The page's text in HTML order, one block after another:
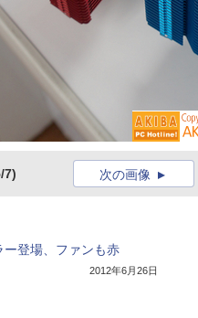
7) 次の画像
登場、ファンも赤
2012年6月26日